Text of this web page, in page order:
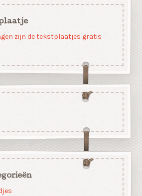
zijn de tekstplaatjes gratis